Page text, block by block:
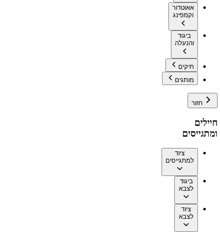
אאוטדור
וקמפינג
ביגוד
והנעלה
תיקים
מותגים
חזור
חיילים
ומתגייסים
ציוד
למתגייסים
ביגוד
לצבא
ציוד
לצבא